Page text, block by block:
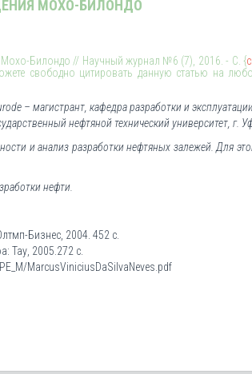
МОХО-БИЛОНДО
Мохо-Билондо // Научный журнал №6 (7), 2016. - С. {
свободно цитировать данную статью на
– магистрант, кафедра разработки и
нефтяной технический университет, г.
и анализ разработки нефтяных залежей. Для
нефти.
Бизнес, 2004. 452 с.
Тау, 2005.272 с.
MarcusViniciusDaSilvaNeves.pdf